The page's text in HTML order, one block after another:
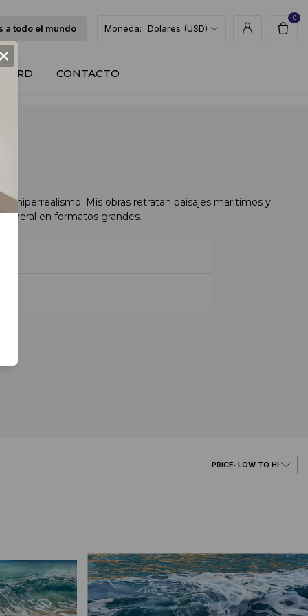
a todo el mundo Moneda: Dolares (USD)
0
CARD CONTACTO
hiperrealismo. Mis obras retratan paisajes maritimos y
en formatos grandes.
contrases del paisaje rural, atmosfera
la naturaleza, conexion con los detalles que
×